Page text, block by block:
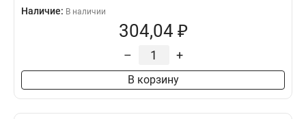
Наличие: В наличии
304,04 ₽
– +
В корзину